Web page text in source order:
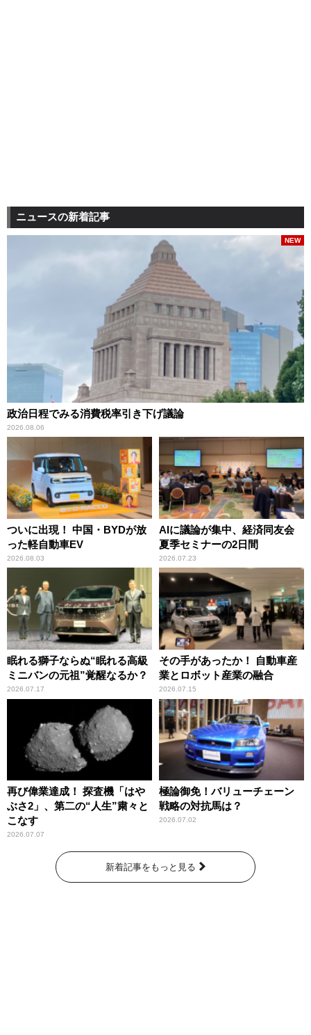
ニュースの新着記事
政治日程でみる消費税率引き下げ議論
2026.08.06
NEW
ついに出現！ 中国・BYDが放
った軽自動車EV
2026.08.03
AIに議論が集中、経済同友会
夏季セミナーの2日間
2026.07.23
眠れる獅子ならぬ“眠れる高級
ミニバンの元祖”覚醒なるか？
2026.07.17
その手があったか！ 自動車産
業とロボット産業の融合
2026.07.15
再び偉業達成！ 探査機「はや
ぶさ2」、第二の“人生”粛々と
こなす
2026.07.07
極論御免！バリューチェーン
戦略の対抗馬は？
2026.07.02
新着記事をもっと見る